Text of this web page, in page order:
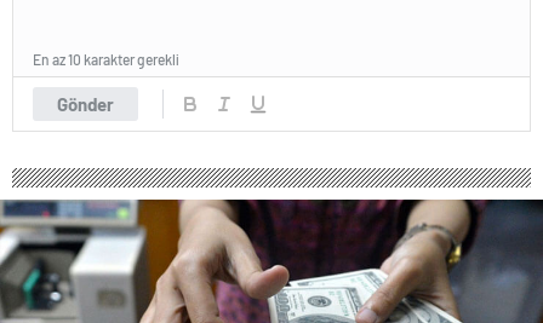
Gönder
En az 10 karakter gerekli